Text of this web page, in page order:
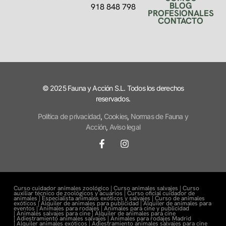
918 848 798
BLOG
PROFESIONALES
CONTACTO
© 2025 Fauna y Acción S.L. Todos los derechos
reservados.
Política de privacidad, Cookies, Normas de Fauna y
Acción, Aviso legal
Curso cuidador animales zoológico | Curso animales salvajes | Curso
auxiliar técnico de zoológicos y acuarios | Curso oficial cuidador de
animales | Especialista animales exóticos y salvajes | Curso de animales
exóticos |Alquiler de animales para publicidad |Alquiler de animales para
eventos |Animales para rodajes | Animales para cine y publicidad
| Animales salvajes para cine | Alquiler de animales para cine
| Adiestramiento animales salvajes | Animales para rodajes Madrid
| Alquiler animales exóticos | Adiestramiento animales salvajes para cine